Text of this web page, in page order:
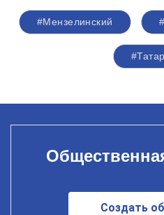
#Мензелинский
Создать